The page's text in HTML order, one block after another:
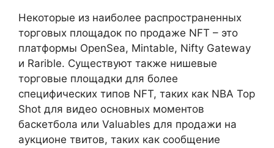
Некоторые из наиболее распространенных
торговых площадок по продаже NFT – это
платформы OpenSea, Mintable, Nifty Gateway
и Rarible. Существуют также нишевые
торговые площадки для более
специфических типов NFT, таких как NBA Top
Shot для видео основных моментов
баскетбола или Valuables для продажи на
аукционе твитов, таких как сообщение